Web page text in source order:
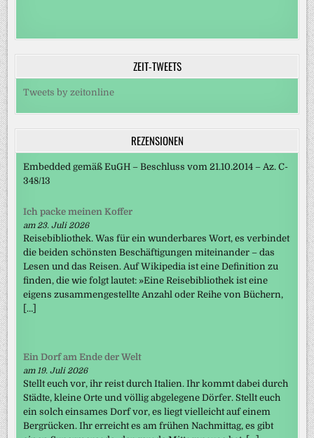
ZEIT-TWEETS
Tweets by zeitonline
REZENSIONEN
Embedded gemäß EuGH – Beschluss vom 21.10.2014 – Az. C-
348/13
Ich packe meinen Koffer
am 23. Juli 2026
Reisebibliothek. Was für ein wunderbares Wort, es verbindet
die beiden schönsten Beschäftigungen miteinander – das
Lesen und das Reisen. Auf Wikipedia ist eine Definition zu
finden, die wie folgt lautet: »Eine Reisebibliothek ist eine
eigens zusammengestellte Anzahl oder Reihe von Büchern,
[…]
Ein Dorf am Ende der Welt
am 19. Juli 2026
Stellt euch vor, ihr reist durch Italien. Ihr kommt dabei durch
Städte, kleine Orte und völlig abgelegene Dörfer. Stellt euch
ein solch einsames Dorf vor, es liegt vielleicht auf einem
Bergrücken. Ihr erreicht es am frühen Nachmittag, es gibt